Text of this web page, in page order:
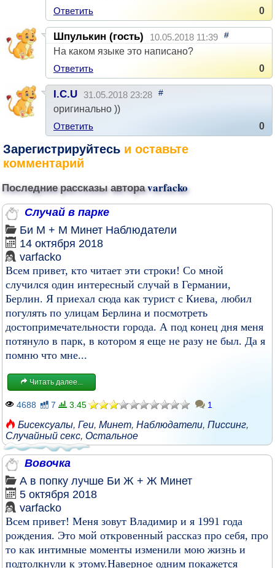
Ответить
0
Шпулькин (гость) 10.05.2018 11:39 #
На каком языке это написано?
Ответить
0
I.C.U 31.05.2018 23:28 #
оригинально ))
Ответить
0
Зарегистрируйтесь и оставьте
комментарий
Последние рассказы автораvarfacko
Случай в парке
Би М + М Минет Наблюдатели
14 октября 2018
varfacko
Всем привет, кто читает эти строки! Со мной
случился один интересный случай в Германии,
Берлин. Я приехал сюда как турист с Киева, любил
погулять по улицам Берлина и посмотреть
достопримечательности города. А под конец дня меня
потянуло в парк, в котором я еще не разу не был. Да я
помню что мне...
Читать далее...
4688 7 3.45 1
Бисексуалы, Геи, Минет, Наблюдатели, Писсинг,
Случайный секс, Остальное
Вовочка
А в попку лучше Би Ж + Ж Минет
5 октября 2018
varfacko
Всем привет! Меня зовут Владимир и я 1991 года
рождения. Это мой откровенный рассказ про себя, про
то как интимные моменты изменили мою жизнь и
подтолкнули к этому.Наверное одним покажется